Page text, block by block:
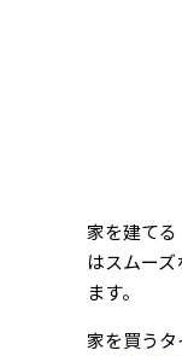
家を建て
はスムー
ます。
家を買うタ